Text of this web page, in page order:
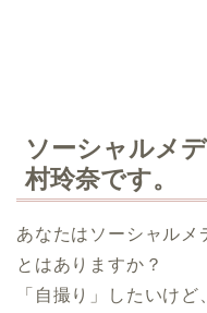
ソーシャルメ
村玲奈です。
あなたはソーシャルメ
とはありますか？
「自撮り」したいけ